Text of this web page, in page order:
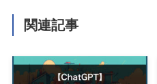
関連記事